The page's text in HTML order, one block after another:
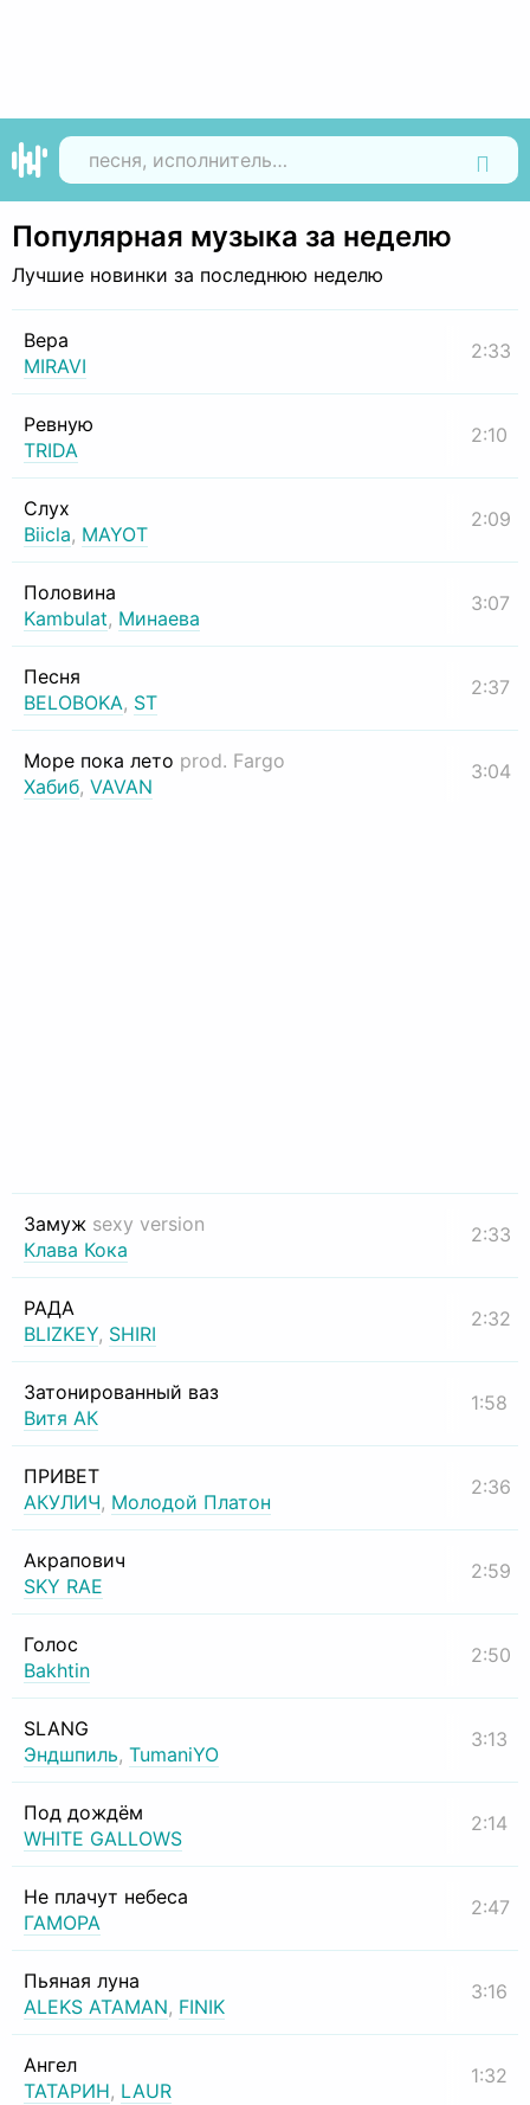
Популярная музыка за неделю
Лучшие новинки за последнюю неделю
Вера
MIRAVI
2:33
Ревную
TRIDA
2:10
Слух
Biicla, MAYOT
2:09
Половина
Kambulat, Минаева
3:07
Песня
BELOBOKA, ST
2:37
Море пока лето prod. Fargo
Хабиб, VAVAN
3:04
Замуж sexy version
Клава Кока
2:33
РАДА
BLIZKEY, SHIRI
2:32
Затонированный ваз
Витя АК
1:58
ПРИВЕТ
АКУЛИЧ, Молодой Платон
2:36
Акрапович
SKY RAE
2:59
Голос
Bakhtin
2:50
SLANG
Эндшпиль, TumaniYO
3:13
Под дождём
WHITE GALLOWS
2:14
Не плачут небеса
ГАМОРА
2:47
Пьяная луна
ALEKS ATAMAN, FINIK
3:16
Ангел
ТАТАРИН, LAUR
1:32